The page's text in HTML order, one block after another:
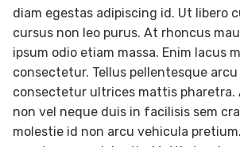
diam egestas adipiscing id. Ut libero
cursus non leo purus. At rhoncus
ipsum odio etiam massa. Enim lacus
consectetur. Tellus pellentesque
consectetur ultrices mattis pharetra.
non vel neque duis in facilisis sem
molestie id non arcu vehicula